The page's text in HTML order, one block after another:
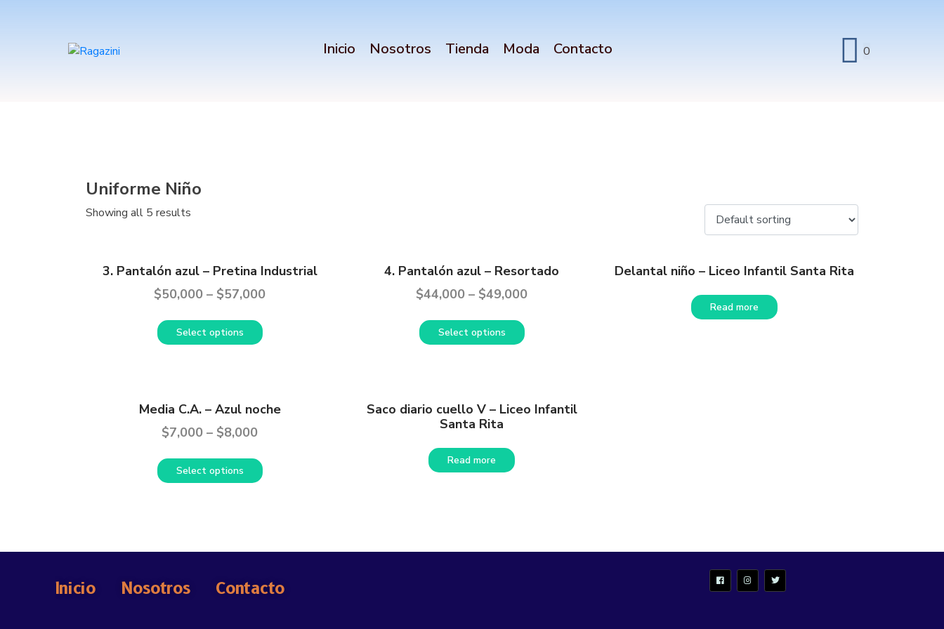
Inicio Nosotros Tienda Moda Contacto 0
Uniforme Niño
Showing all 5 results
3. Pantalón azul – Pretina Industrial
$50,000 – $57,000
Select options
4. Pantalón azul – Resortado
$44,000 – $49,000
Select options
Delantal niño – Liceo Infantil Santa Rita
Read more
Media C.A. – Azul noche
$7,000 – $8,000
Select options
Saco diario cuello V – Liceo Infantil
Santa Rita
Read more
Inicio Nosotros Contacto